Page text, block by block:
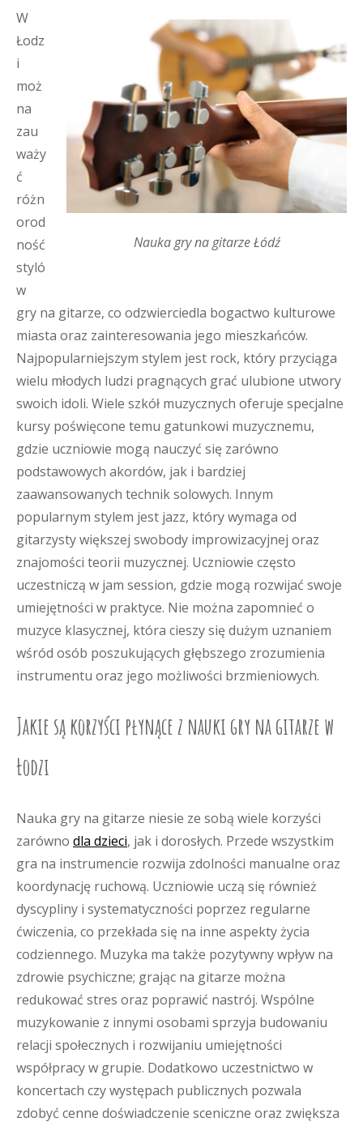
Nauka gry na gitarze Łódź
W
Łodz
i
moż
na
zau
waży
ć
różn
orod
ność
styló
w
gry na gitarze, co odzwierciedla bogactwo kulturowe
miasta oraz zainteresowania jego mieszkańców.
Najpopularniejszym stylem jest rock, który przyciąga
wielu młodych ludzi pragnących grać ulubione utwory
swoich idoli. Wiele szkół muzycznych oferuje specjalne
kursy poświęcone temu gatunkowi muzycznemu,
gdzie uczniowie mogą nauczyć się zarówno
podstawowych akordów, jak i bardziej
zaawansowanych technik solowych. Innym
popularnym stylem jest jazz, który wymaga od
gitarzysty większej swobody improwizacyjnej oraz
znajomości teorii muzycznej. Uczniowie często
uczestniczą w jam session, gdzie mogą rozwijać swoje
umiejętności w praktyce. Nie można zapomnieć o
muzyce klasycznej, która cieszy się dużym uznaniem
wśród osób poszukujących głębszego zrozumienia
instrumentu oraz jego możliwości brzmieniowych.
Jakie są korzyści płynące z nauki gry na gitarze w
Łodzi
Nauka gry na gitarze niesie ze sobą wiele korzyści
zarówno dla dzieci, jak i dorosłych. Przede wszystkim
gra na instrumencie rozwija zdolności manualne oraz
koordynację ruchową. Uczniowie uczą się również
dyscypliny i systematyczności poprzez regularne
ćwiczenia, co przekłada się na inne aspekty życia
codziennego. Muzyka ma także pozytywny wpływ na
zdrowie psychiczne; grając na gitarze można
redukować stres oraz poprawić nastrój. Wspólne
muzykowanie z innymi osobami sprzyja budowaniu
relacji społecznych i rozwijaniu umiejętności
współpracy w grupie. Dodatkowo uczestnictwo w
koncertach czy występach publicznych pozwala
zdobyć cenne doświadczenie sceniczne oraz zwiększa